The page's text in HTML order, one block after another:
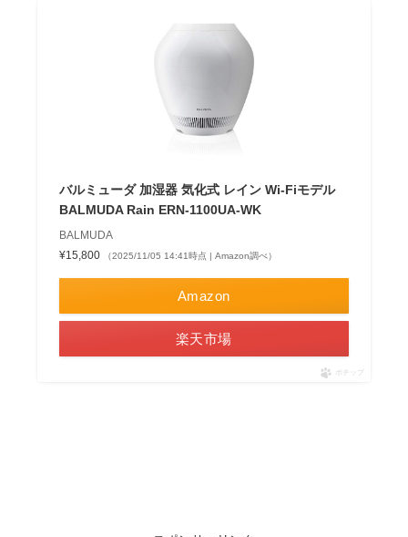
バルミューダ 加湿器 気化式 レイン Wi-Fiモデル
BALMUDA Rain ERN-1100UA-WK
BALMUDA
¥15,800
（2025/11/05 14:41時点 | Amazon調べ）
Amazon
楽天市場
ポチップ